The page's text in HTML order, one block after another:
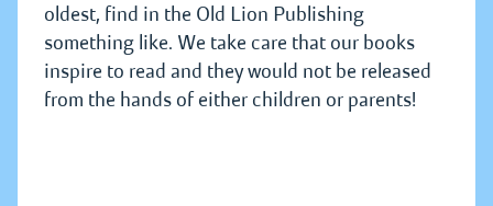
oldest, find in the Old Lion Publishing
something like. We take care that our books
inspire to read and they would not be released
from the hands of either children or parents!